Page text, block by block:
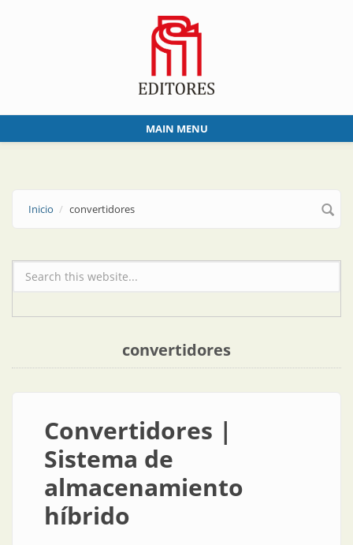
MAIN MENU
Inicio convertidores
Formulario de búsqueda
convertidores
Convertidores |
Sistema de
almacenamiento
híbrido